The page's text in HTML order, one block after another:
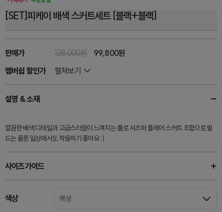
[SET]피케이 배색 스커트세트 [블랙+블랙]
판매가 128,000원
99,800원
멤버쉽 할인가
펼쳐보기
설명 & 소재
깔끔한 배색 디테일과 고급스러움이 느껴지는 폴로 셔츠와 플레어 스커트 조합으로 필
드는 물론 일상에서도 착용하기 좋아요 :)
사이즈가이드
색상 색상